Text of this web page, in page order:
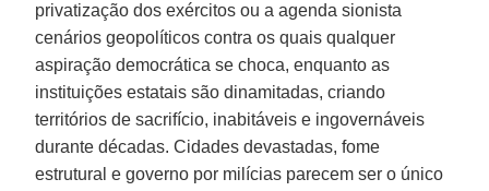
privatização dos exércitos ou a agenda sionista
cenários geopolíticos contra os quais qualquer
aspiração democrática se choca, enquanto as
instituições estatais são dinamitadas, criando
territórios de sacrifício, inabitáveis ​​e ingovernáveis ​​
durante décadas. Cidades devastadas, fome
estrutural e governo por milícias parecem ser o único